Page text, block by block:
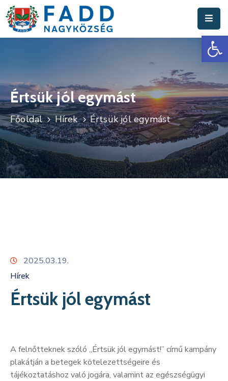
Polgármesteri
Hivatal
Fadd
Nagyközség
Turisztika
Választási
Értsük jól egymást
Főoldal Hírek Értsük jól egymást
2025.03.19.
Hírek
Értsük jól egymást
A felnőtteknek szóló „Értsük jól egymást!” című kampány
plakátján a betegek kötelezettségeire és
tájékoztatáshoz való jogára, valamint az egészségügyi